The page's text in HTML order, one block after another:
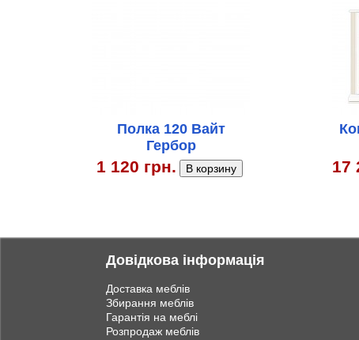
Полка 120 Вайт
Гербор
1 120 грн. 17
Довідкова інформація
Доставка меблів
Збирання меблів
Гарантія на меблі
Розпродаж меблів